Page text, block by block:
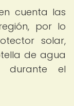
cuenta las
por lo
solar,
de agua
durante el